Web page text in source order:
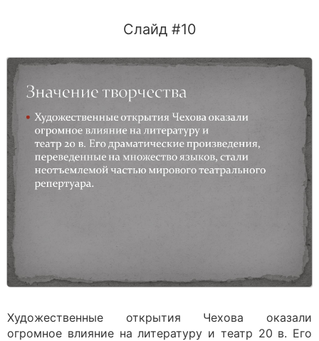
Слайд #10
Художественные открытия Чехова оказали
огромное влияние на литературу и театр 20 в. Его